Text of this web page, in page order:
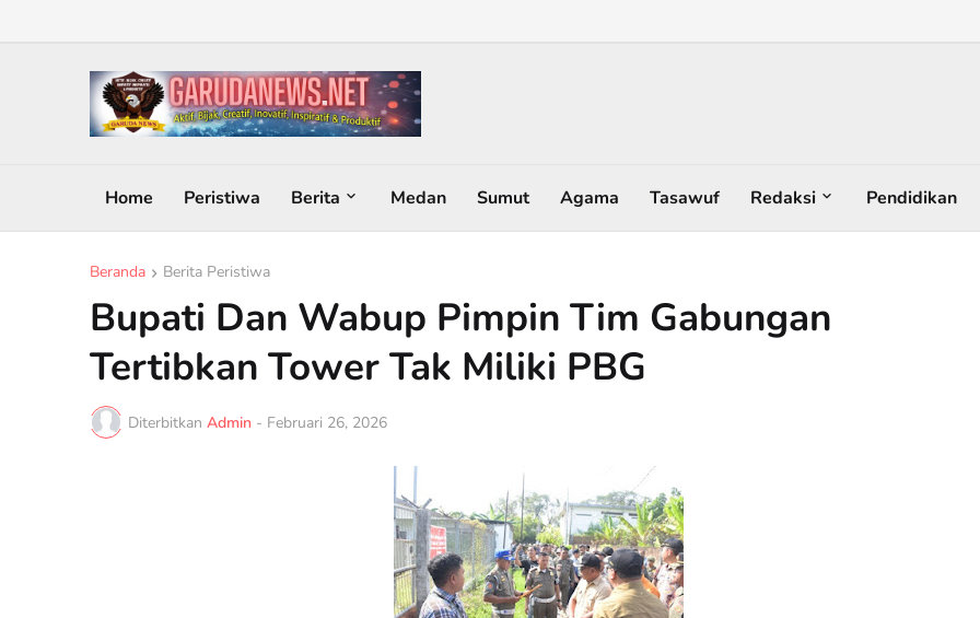
Home Peristiwa Berita Medan Sumut Agama Tasawuf Redaksi Pendidikan
Beranda Berita Peristiwa
Bupati Dan Wabup Pimpin Tim Gabungan
Tertibkan Tower Tak Miliki PBG
Diterbitkan Admin - Februari 26, 2026